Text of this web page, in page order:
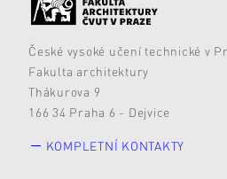
České vysoké učení technické v
Fakulta architektury
Thákurova 9
166 34 Praha 6 - Dejvice
KOMPLETNÍ KONTAKTY